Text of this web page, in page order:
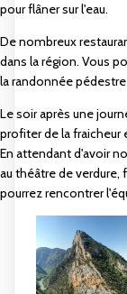
pour flâner sur l'eau.
De nombreux
dans la région. Vous
la randonnée
Le soir après une
profiter de la fraicheur
En attendant d'avoir
au théâtre de verdure,
pourrez rencontrer